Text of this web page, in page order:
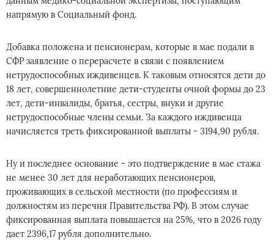
напрямую в Социальный фонд.
Добавка положена и пенсионерам, которые в мае подали в
СФР заявление о перерасчете в связи с появлением
нетрудоспособных иждивенцев. К таковым относятся дети до
18 лет, совершеннолетние дети-студенты очной формы до 23
лет, дети-инвалиды, братья, сестры, внуки и другие
нетрудоспособные члены семьи. За каждого иждивенца
начисляется треть фиксированной выплаты - 3194,90 рубля.
Ну и последнее основание - это подтверждение в мае стажа
не менее 30 лет для неработающих пенсионеров,
проживающих в сельской местности (по профессиям и
должностям из перечня Правительства РФ). В этом случае
фиксированная выплата повышается на 25%, что в 2026 году
дает 2396,17 рубля дополнительно.